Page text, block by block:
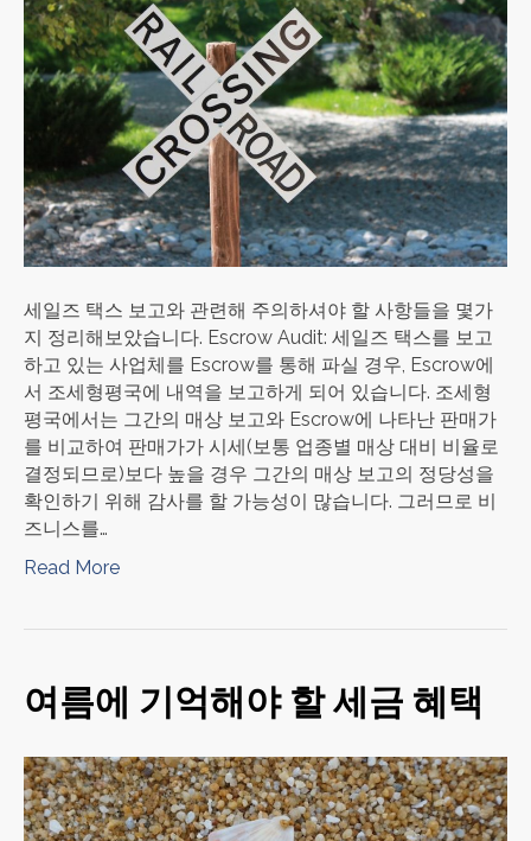
세일즈 택스 보고와 관련해 주의하셔야 할 사항들을 몇가
지 정리해보았습니다. Escrow Audit: 세일즈 택스를 보고
하고 있는 사업체를 Escrow를 통해 파실 경우, Escrow에
서 조세형평국에 내역을 보고하게 되어 있습니다. 조세형
평국에서는 그간의 매상 보고와 Escrow에 나타난 판매가
를 비교하여 판매가가 시세(보통 업종별 매상 대비 비율로
결정되므로)보다 높을 경우 그간의 매상 보고의 정당성을
확인하기 위해 감사를 할 가능성이 많습니다. 그러므로 비
즈니스를…
Read More
여름에 기억해야 할 세금 혜택